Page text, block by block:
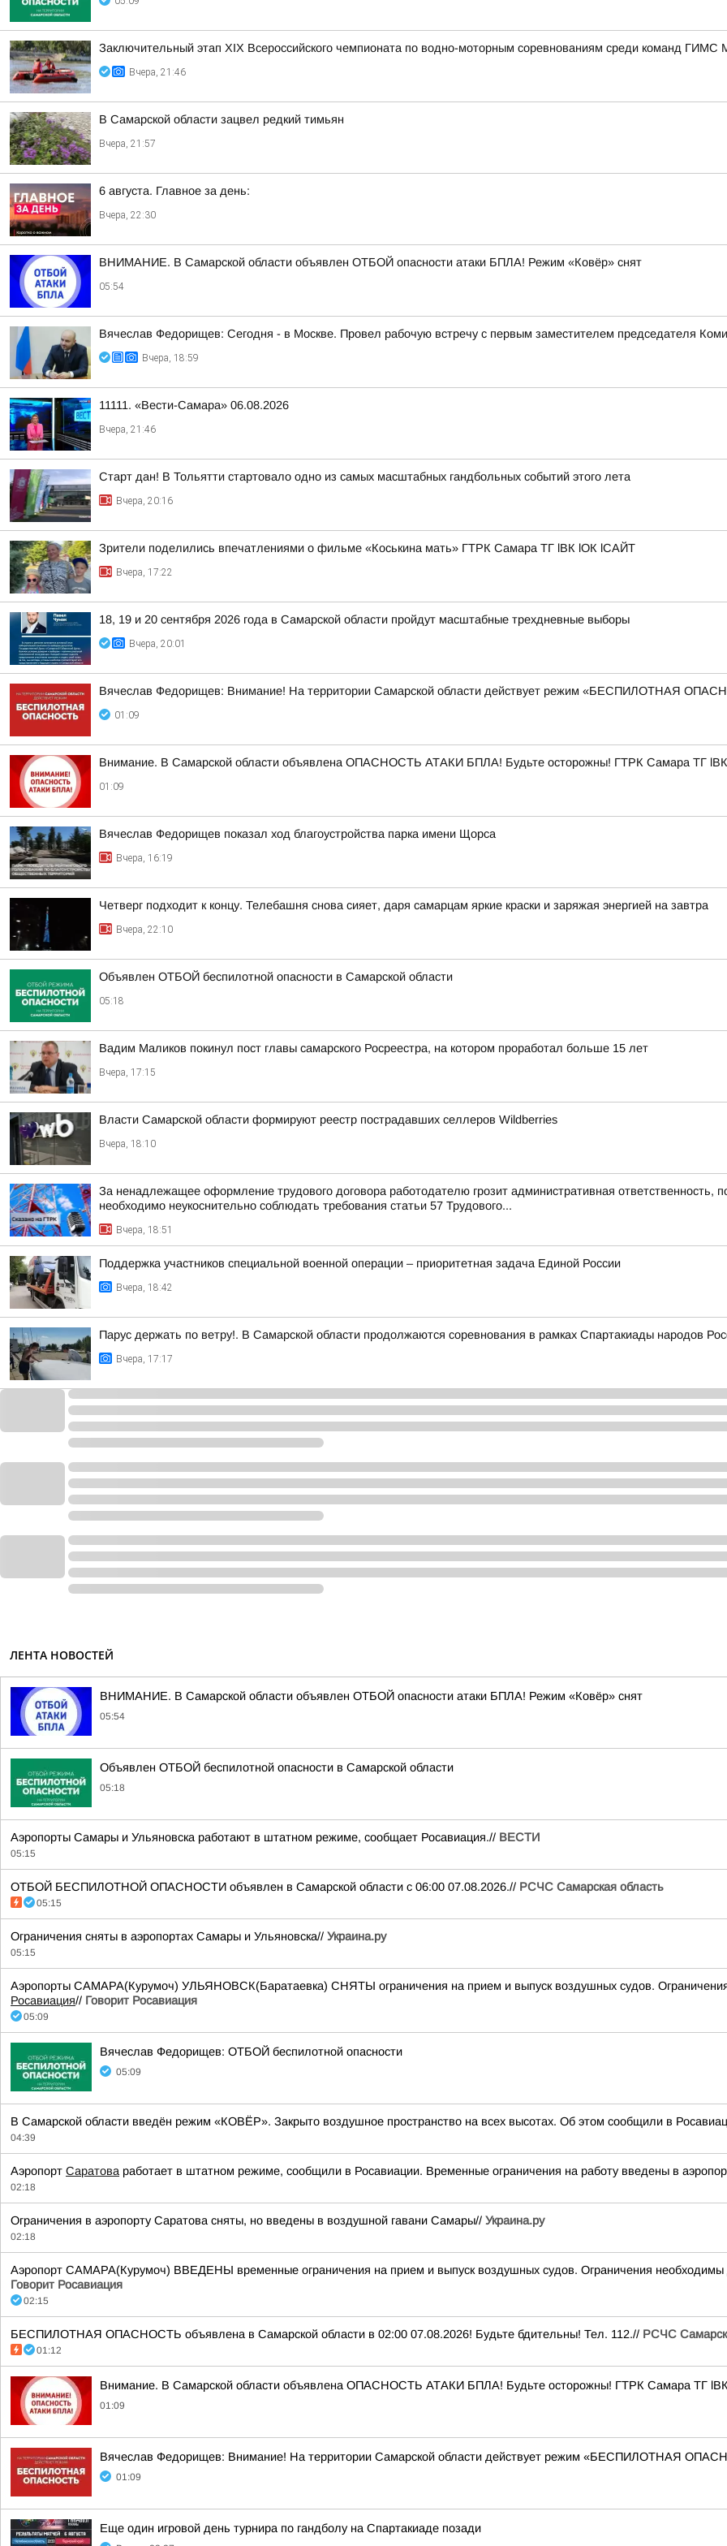
Заключительный этап XIХ Всероссийского чемпионата по водно-моторным соревнованиям среди команд ГИМС
Вчера, 21:46
В Самарской области зацвел редкий тимьян
Вчера, 21:57
6 августа. Главное за день:
Вчера, 22:30
ВНИМАНИЕ. В Самарской области объявлен ОТБОЙ опасности атаки БПЛА! Режим «Ковёр» снят
05:54
Вячеслав Федорищев: Сегодня - в Москве. Провел рабочую встречу с первым заместителем председателя
Вчера, 18:59
11111. «Вести-Самара» 06.08.2026
Вчера, 21:46
Старт дан! В Тольятти стартовало одно из самых масштабных гандбольных событий этого лета
Вчера, 20:16
Зрители поделились впечатлениями о фильме «Коськина мать» ГТРК Самара ТГ lВК lОК lСАЙТ
Вчера, 17:22
18, 19 и 20 сентября 2026 года в Самарской области пройдут масштабные трехдневные выборы
Вчера, 20:01
Вячеслав Федорищев: Внимание! На территории Самарской области действует режим «БЕСПИЛОТНАЯ
01:09
Внимание. В Самарской области объявлена ОПАСНОСТЬ АТАКИ БПЛА! Будьте осторожны! ГТРК Самара ТГ
01:09
Вячеслав Федорищев показал ход благоустройства парка имени Щорса
Вчера, 16:19
Четверг подходит к концу. Телебашня снова сияет, даря самарцам яркие краски и заряжая энергией на завтра
Вчера, 22:10
Объявлен ОТБОЙ беспилотной опасности в Самарской области
05:18
Вадим Маликов покинул пост главы самарского Росреестра, на котором проработал больше 15 лет
Вчера, 17:15
Власти Самарской области формируют реестр пострадавших селлеров Wildberries
Вчера, 18:10
За ненадлежащее оформление трудового договора работодателю грозит административная ответственность,
необходимо неукоснительно соблюдать требования статьи 57 Трудового...
Вчера, 18:51
Поддержка участников специальной военной операции – приоритетная задача Единой России
Вчера, 18:42
Парус держать по ветру!. В Самарской области продолжаются соревнования в рамках Спартакиады народов
Вчера, 17:17
ЛЕНТА НОВОСТЕЙ
ВНИМАНИЕ. В Самарской области объявлен ОТБОЙ опасности атаки БПЛА! Режим «Ковёр» снят
05:54
Объявлен ОТБОЙ беспилотной опасности в Самарской области
05:18
Аэропорты Самары и Ульяновска работают в штатном режиме, сообщает Росавиация.// ВЕСТИ
05:15
ОТБОЙ БЕСПИЛОТНОЙ ОПАСНОСТИ объявлен в Самарской области с 06:00 07.08.2026.// РСЧС Самарская область
05:15
Ограничения сняты в аэропортах Самары и Ульяновска// Украина.ру
05:15
Аэропорты САМАРА(Курумоч) УЛЬЯНОВСК(Баратаевка) СНЯТЫ ограничения на прием и выпуск воздушных судов. Ограничения
Росавиация// Говорит Росавиация
05:09
Вячеслав Федорищев: ОТБОЙ беспилотной опасности
05:09
В Самарской области введён режим «КОВЁР». Закрыто воздушное пространство на всех высотах. Об этом сообщили в
04:39
Аэропорт Саратова работает в штатном режиме, сообщили в Росавиации. Временные ограничения на работу введены в
02:18
Ограничения в аэропорту Саратова сняты, но введены в воздушной гавани Самары// Украина.ру
02:18
Аэропорт САМАРА(Курумоч) ВВЕДЕНЫ временные ограничения на прием и выпуск воздушных судов. Ограничения необходимы
Говорит Росавиация
02:15
БЕСПИЛОТНАЯ ОПАСНОСТЬ объявлена в Самарской области в 02:00 07.08.2026! Будьте бдительны! Тел. 112.// РСЧС
01:12
Внимание. В Самарской области объявлена ОПАСНОСТЬ АТАКИ БПЛА! Будьте осторожны! ГТРК Самара ТГ
01:09
Вячеслав Федорищев: Внимание! На территории Самарской области действует режим «БЕСПИЛОТНАЯ
01:09
Еще один игровой день турнира по гандболу на Спартакиаде позади